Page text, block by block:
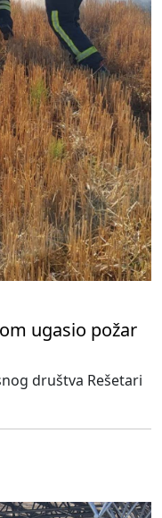
ugasio požar
društva Rešetari